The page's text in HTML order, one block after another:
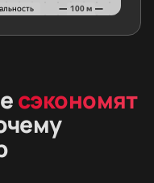
сэкономят